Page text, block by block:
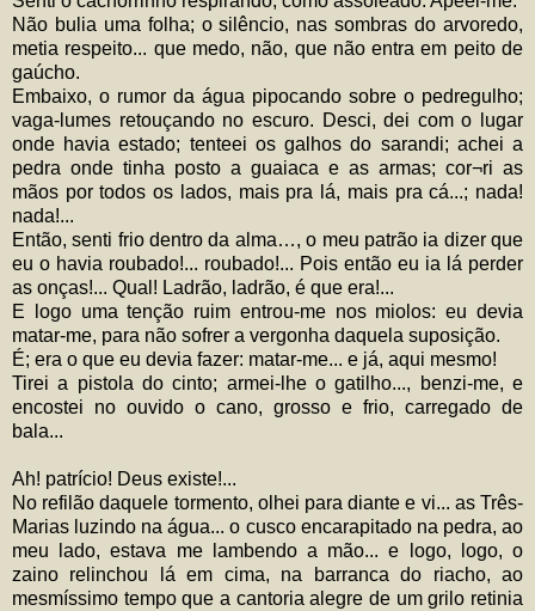
Não bulia uma folha; o silêncio, nas sombras do arvoredo,
metia respeito... que medo, não, que não entra em peito de
gaúcho.
Embaixo, o rumor da água pipocando sobre o pedregulho;
vaga-lumes retouçando no escuro. Desci, dei com o lugar
onde havia estado; tenteei os galhos do sarandi; achei a
pedra onde tinha posto a guaiaca e as armas; cor¬ri as
mãos por todos os lados, mais pra lá, mais pra cá...; nada!
nada!...
Então, senti frio dentro da alma…, o meu patrão ia dizer que
eu o havia roubado!... roubado!... Pois então eu ia lá perder
as onças!... Qual! Ladrão, ladrão, é que era!...
E logo uma tenção ruim entrou-me nos miolos: eu devia
matar-me, para não sofrer a vergonha daquela suposição.
É; era o que eu devia fazer: matar-me... e já, aqui mesmo!
Tirei a pistola do cinto; armei-lhe o gatilho..., benzi-me, e
encostei no ouvido o cano, grosso e frio, carregado de
bala...
Ah! patrício! Deus existe!...
No refilão daquele tormento, olhei para diante e vi... as Três-
Marias luzindo na água... o cusco encarapitado na pedra, ao
meu lado, estava me lambendo a mão... e logo, logo, o
zaino relinchou lá em cima, na barranca do riacho, ao
mesmíssimo tempo que a cantoria alegre de um grilo retinia